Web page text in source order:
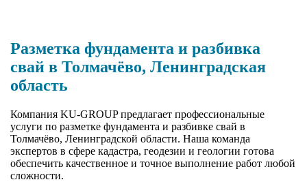
Разметка фундамента и разбивка
свай в Толмачёво, Ленинградская
область
Компания KU-GROUP предлагает профессиональные
услуги по разметке фундамента и разбивке свай в
Толмачёво, Ленинградской области. Наша команда
экспертов в сфере кадастра, геодезии и геологии готова
обеспечить качественное и точное выполнение работ любой
сложности.